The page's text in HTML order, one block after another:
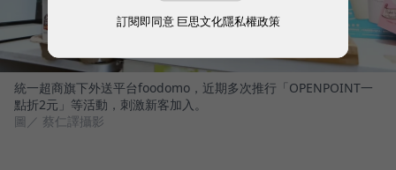
統一超商旗下外送平台foodomo，近期多次推行「OPENPOINT一
點折2元」等活動，刺激新客加入。
圖／ 蔡仁譯攝影
訂閱即同意 巨思文化隱私權政策